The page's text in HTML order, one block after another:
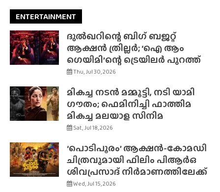
ENTERTAINMENT
ദുൽഖറിന്റെ ബിഗ് ബജറ്റ്
ആക്ഷൻ ത്രില്ലർ; ‘ഐ ആം
ഗെയിമി’ന്റെ ട്രെയിലർ പുറത്ത്
Thu, Jul 30, 2026
മികച്ച നടൻ മമ്മൂട്ടി, നടി യാമി
ഗൗതം; ഫെമിനിച്ചി ഫാത്തിമ
മികച്ച മലയാള സിനിമ
Sat, Jul 18, 2026
‘പൊടിപൂരം’ ആക്ഷൻ-കോമഡി
ചിത്രവുമായി ഫിലിം പിആർഒ
ശിവപ്രസാദ് നിർമാണത്തിലേക്ക്
Wed, Jul 15, 2026